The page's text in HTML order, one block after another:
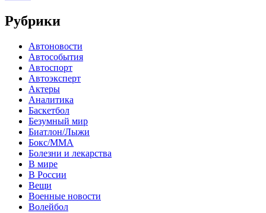
Рубрики
Автоновости
Автособытия
Автоспорт
Автоэксперт
Актеры
Аналитика
Баскетбол
Безумный мир
Биатлон/Лыжи
Бокс/MMA
Болезни и лекарства
В мире
В России
Вещи
Военные новости
Волейбол